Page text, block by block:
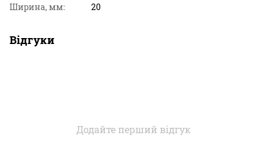
Ширина, мм:
20
Відгуки
Додайте перший відгук